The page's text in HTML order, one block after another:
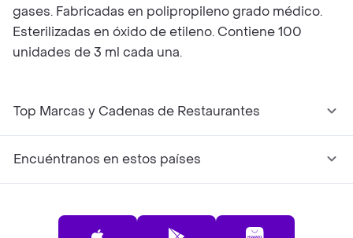
gases. Fabricadas en polipropileno grado médico.
Esterilizadas en óxido de etileno. Contiene 100
unidades de 3 ml cada una.
Top Marcas y Cadenas de Restaurantes
Encuéntranos en estos países